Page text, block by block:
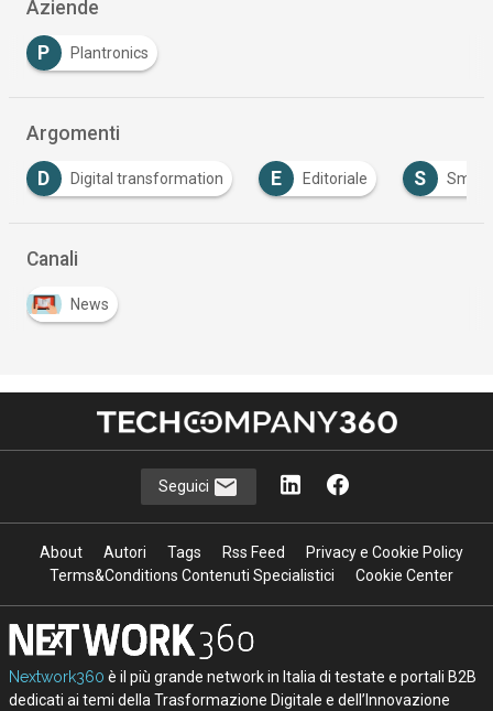
Aziende
P Plantronics
Argomenti
D Digital transformation E Editoriale S Smart
Canali
News
Seguici
About Autori Tags Rss Feed
Privacy e Cookie Policy
Terms&Conditions Contenuti Specialistici
Cookie Center
Nextwork360 è il più grande network in Italia di testate e portali B2B
dedicati ai temi della Trasformazione Digitale e dell’Innovazione